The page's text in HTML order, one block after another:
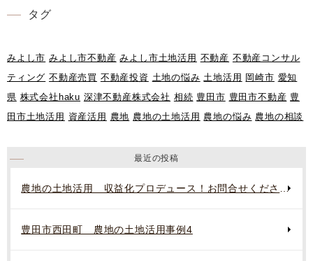
タグ
みよし市 みよし市不動産 みよし市土地活用 不動産 不動産コンサル
ティング 不動産売買 不動産投資 土地の悩み 土地活用 岡崎市 愛知
県 株式会社haku 深津不動産株式会社 相続 豊田市 豊田市不動産 豊
田市土地活用 資産活用 農地 農地の土地活用 農地の悩み 農地の相談
最近の投稿
農地の土地活用 収益化プロデュース！お問合せください。
豊田市西田町 農地の土地活用事例4